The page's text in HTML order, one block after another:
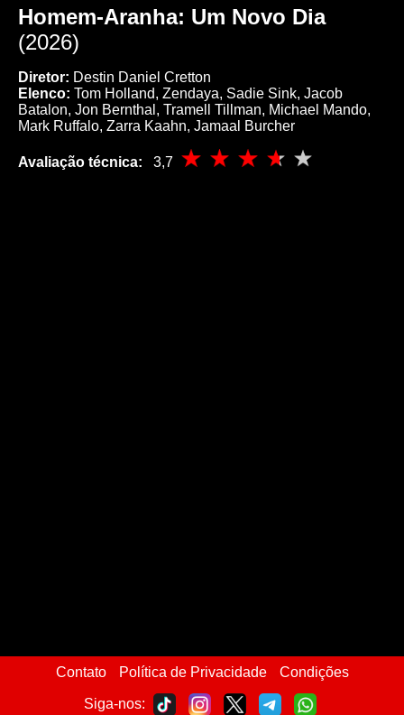
Homem-Aranha: Um Novo Dia
(2026)
Diretor: Destin Daniel Cretton
Elenco: Tom Holland, Zendaya, Sadie Sink, Jacob
Batalon, Jon Bernthal, Tramell Tillman, Michael Mando,
Mark Ruffalo, Zarra Kaahn, Jamaal Burcher
Avaliação técnica: 3,7
Contato Política de Privacidade Condições
Siga-nos: